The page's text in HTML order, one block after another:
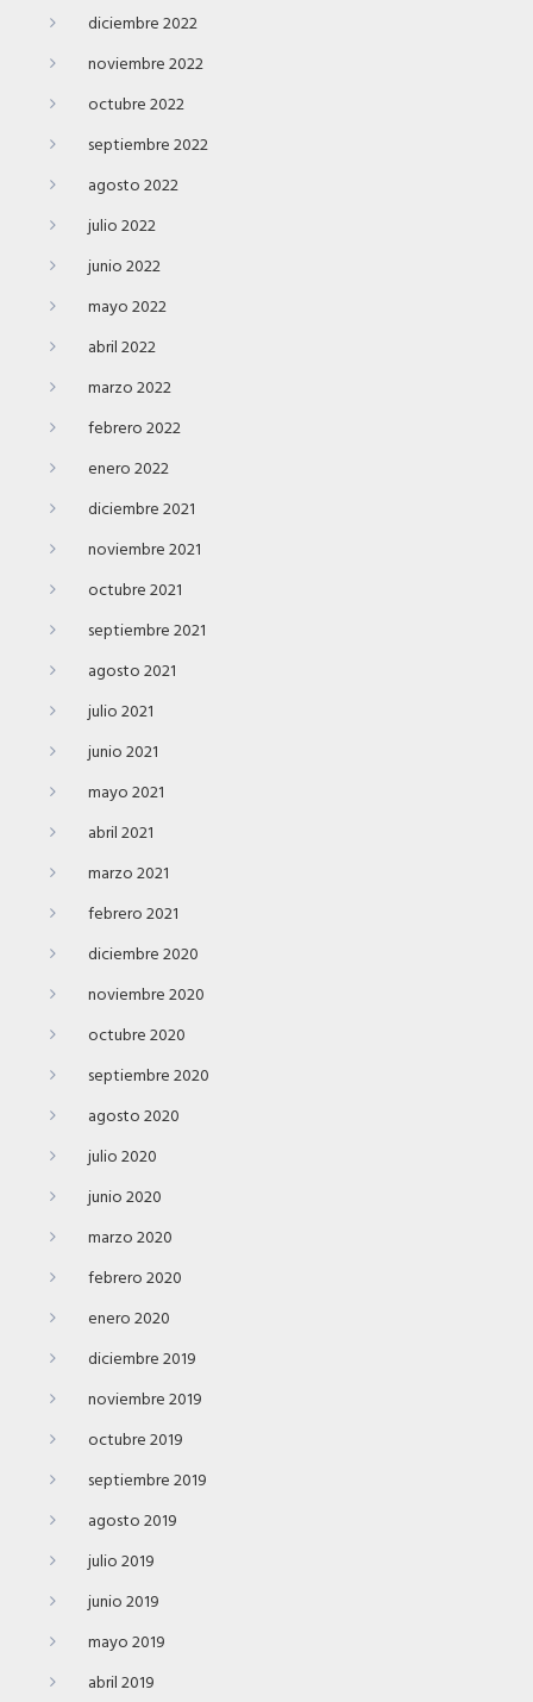
diciembre 2022
noviembre 2022
octubre 2022
septiembre 2022
agosto 2022
julio 2022
junio 2022
mayo 2022
abril 2022
marzo 2022
febrero 2022
enero 2022
diciembre 2021
noviembre 2021
octubre 2021
septiembre 2021
agosto 2021
julio 2021
junio 2021
mayo 2021
abril 2021
marzo 2021
febrero 2021
diciembre 2020
noviembre 2020
octubre 2020
septiembre 2020
agosto 2020
julio 2020
junio 2020
marzo 2020
febrero 2020
enero 2020
diciembre 2019
noviembre 2019
octubre 2019
septiembre 2019
agosto 2019
julio 2019
junio 2019
mayo 2019
abril 2019